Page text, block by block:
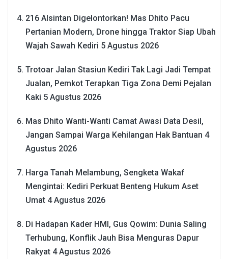
216 Alsintan Digelontorkan! Mas Dhito Pacu
Pertanian Modern, Drone hingga Traktor Siap Ubah
Wajah Sawah Kediri 5 Agustus 2026
Trotoar Jalan Stasiun Kediri Tak Lagi Jadi Tempat
Jualan, Pemkot Terapkan Tiga Zona Demi Pejalan
Kaki 5 Agustus 2026
Mas Dhito Wanti-Wanti Camat Awasi Data Desil,
Jangan Sampai Warga Kehilangan Hak Bantuan 4
Agustus 2026
Harga Tanah Melambung, Sengketa Wakaf
Mengintai: Kediri Perkuat Benteng Hukum Aset
Umat 4 Agustus 2026
Di Hadapan Kader HMI, Gus Qowim: Dunia Saling
Terhubung, Konflik Jauh Bisa Menguras Dapur
Rakyat 4 Agustus 2026